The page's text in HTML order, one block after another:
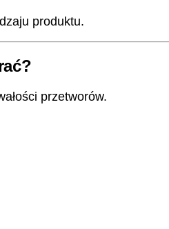
produktu.
przetworów.